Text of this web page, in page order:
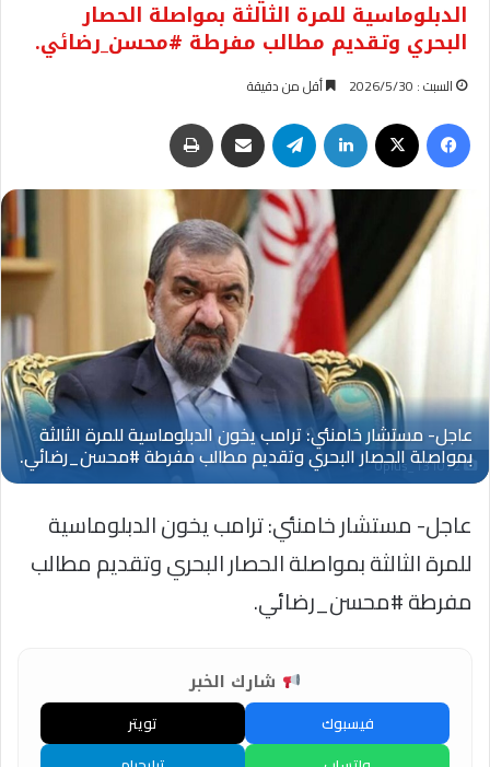
الدبلوماسية للمرة الثالثة بمواصلة الحصار
البحري وتقديم مطالب مفرطة #محسن_رضائي.
السبت : 2026/5/30 أقل من دقيقة
فيسبوك لينكدإن تيلقرام مشاركة عبر البريد
Oplus_131072
عاجل- مستشار خامنئي: ترامب يخون الدبلوماسية
للمرة الثالثة بمواصلة الحصار البحري وتقديم مطالب
مفرطة #محسن_رضائي.
شارك الخبر
فيسبوك
تويتر